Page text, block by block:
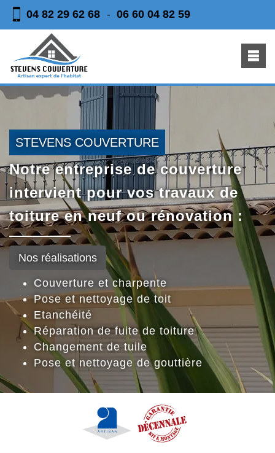
04 82 29 62 68 - 06 60 04 82 59
STEVENS COUVERTURE
Notre entreprise de couverture
intervient pour vos travaux de
toiture en neuf ou rénovation :
Nos réalisations
Couverture et charpente
Pose et nettoyage de toit
Etanchéité
Réparation de fuite de toiture
Changement de tuile
Pose et nettoyage de gouttière